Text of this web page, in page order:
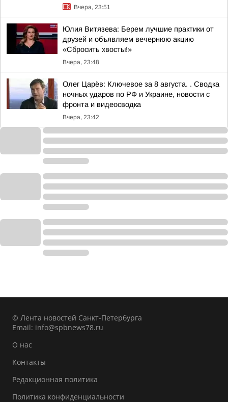
Вчера, 23:51
Юлия Витязева: Берем лучшие практики от
друзей и объявляем вечернюю акцию
«Сбросить хвосты!»
Вчера, 23:48
Олег Царёв: Ключевое за 8 августа. . Сводка
ночных ударов по РФ и Украине, новости с
фронта и видеосводка
Вчера, 23:42
© Лента новостей Санкт-Петербурга
Email: info@spbnews78.ru
О нас
Контакты
Редакционная политика
Политика конфиденциальности